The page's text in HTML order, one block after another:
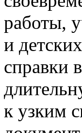
работы,
и
справки
к узким